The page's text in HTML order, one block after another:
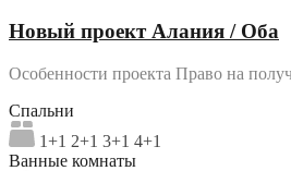
Новый проект Алания / Оба
Особенности проекта Право на
Спальни
1+1 2+1 3+1 4+1
Ванные комнаты